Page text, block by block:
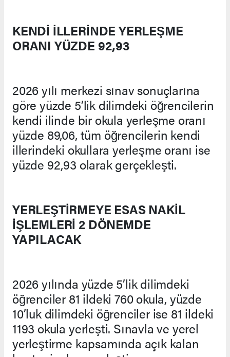
KENDİ İLLERİNDE YERLEŞME
ORANI YÜZDE 92,93
2026 yılı merkezi sınav sonuçlarına
göre yüzde 5’lik dilimdeki öğrencilerin
kendi ilinde bir okula yerleşme oranı
yüzde 89,06, tüm öğrencilerin kendi
illerindeki okullara yerleşme oranı ise
yüzde 92,93 olarak gerçekleşti.
YERLEŞTİRMEYE ESAS NAKİL
İŞLEMLERİ 2 DÖNEMDE
YAPILACAK
2026 yılında yüzde 5’lik dilimdeki
öğrenciler 81 ildeki 760 okula, yüzde
10’luk dilimdeki öğrenciler ise 81 ildeki
1193 okula yerleşti. Sınavla ve yerel
yerleştirme kapsamında açık kalan